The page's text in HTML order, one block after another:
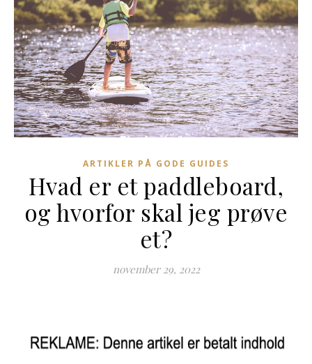
ARTIKLER PÅ GODE GUIDES
Hvad er et paddleboard,
og hvorfor skal jeg prøve
et?
november 29, 2022